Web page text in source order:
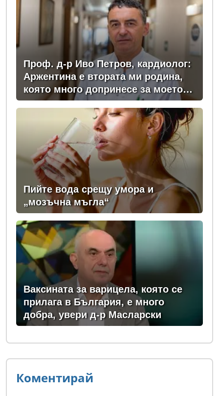
Проф. д-р Иво Петров, кардиолог:
Аржентина е втората ми родина,
която много допринесе за моето
професионално развитие
Пийте вода срещу умора и
„мозъчна мъгла“
Ваксината за варицела, която се
прилага в България, е много
добра, увери д-р Масларски
Коментирай